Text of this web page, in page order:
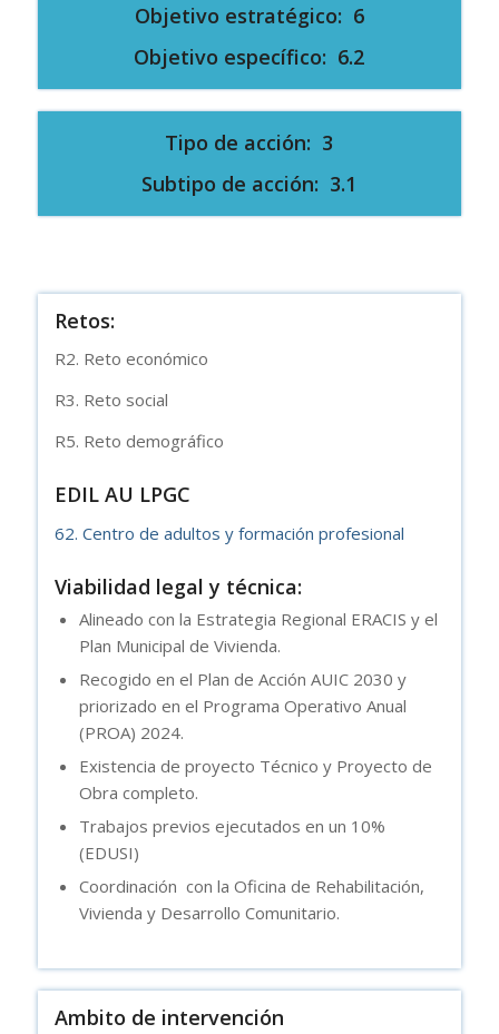
Objetivo estratégico: 6
Objetivo específico: 6.2
Tipo de acción: 3
Subtipo de acción: 3.1
Retos:
R2. Reto económico
R3. Reto social
R5. Reto demográfico
EDIL AU LPGC
62. Centro de adultos y formación profesional
Viabilidad legal y técnica:
Alineado con la Estrategia Regional ERACIS y el
Plan Municipal de Vivienda.
Recogido en el Plan de Acción AUIC 2030 y
priorizado en el Programa Operativo Anual
(PROA) 2024.
Existencia de proyecto Técnico y Proyecto de
Obra completo.
Trabajos previos ejecutados en un 10%
(EDUSI)
Coordinación con la Oficina de Rehabilitación,
Vivienda y Desarrollo Comunitario.
Ambito de intervención